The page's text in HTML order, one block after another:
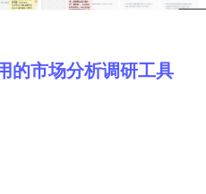
的市场分析调研工具